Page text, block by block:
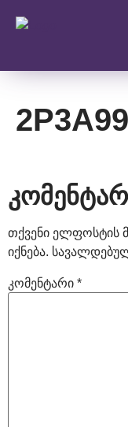
თქვენი ელფოსტის
იქნება.
კომენტარი *